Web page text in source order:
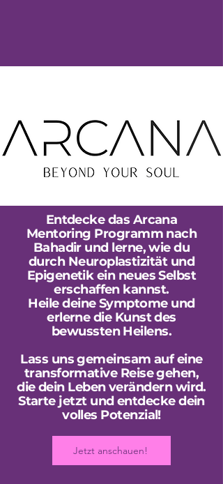
Entdecke das Arcana
Mentoring Programm nach
Bahadir und lerne, wie du
durch Neuroplastizität und
Epigenetik ein neues Selbst
erschaffen kannst.
Heile deine Symptome und
erlerne die Kunst des
bewussten Heilens.
Lass uns gemeinsam auf eine
transformative Reise gehen,
die dein Leben verändern wird.
Starte jetzt und entdecke dein
volles Potenzial!
Jetzt anschauen!